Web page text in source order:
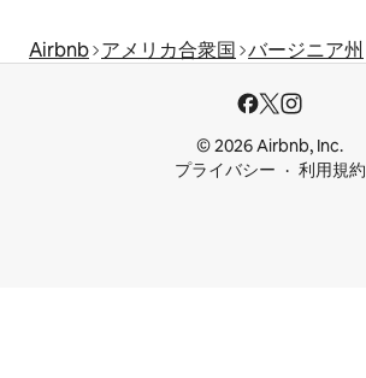
Airbnb アメリカ合衆国 バージニア州
© 2026 Airbnb, Inc.
プライバシー
利用規約